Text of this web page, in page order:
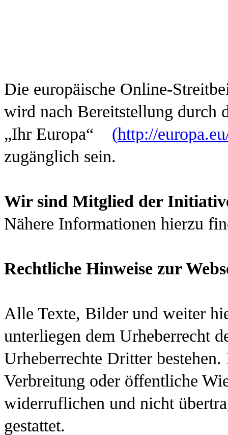
Die europäische Online-
wird nach Bereitstellung durch
„Ihr Europa“
(http://
zugänglich sein.
Wir sind Mitglied der
Nähere Informationen hierzu
Rechtliche Hinweise zur
Alle Texte, Bilder und weiter
unterliegen dem Urheberrecht
Urheberrechte Dritter
Verbreitung oder öffentliche
widerruflichen und nicht
gestattet.